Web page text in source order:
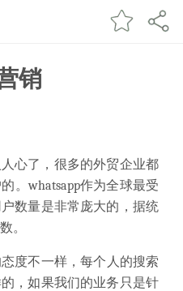
销
心了，很多的外贸企业都
。whatsapp作为全球最受
数量是非常庞大的，据统
。
度不一样，每个人的搜索
，如果我们的业务只是针